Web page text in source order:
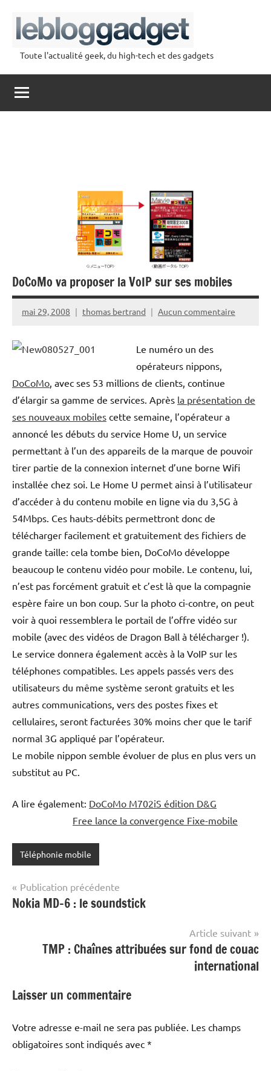
contenu
lebloggadget
Toute l'actualité geek, du high-tech et des gadgets
DoCoMo va proposer la VoIP sur ses mobiles
mai 29, 2008 thomas bertrand Aucun commentaire
Le numéro un des
opérateurs nippons,
DoCoMo , avec ses 53 millions de clients, continue
d’élargir sa gamme de services. Après la présentation de
ses nouveaux mobiles cette semaine, l’opérateur a
annoncé les débuts du service Home U, un service
permettant à l’un des appareils de la marque de pouvoir
tirer partie de la connexion internet d’une borne Wifi
installée chez soi. Le Home U permet ainsi à l’utilisateur
d’accéder à du contenu mobile en ligne via du 3,5G à
54Mbps. Ces hauts-débits permettront donc de
télécharger facilement et gratuitement des fichiers de
grande taille: cela tombe bien, DoCoMo développe
beaucoup le contenu vidéo pour mobile. Le contenu, lui,
n’est pas forcément gratuit et c’est là que la compagnie
espère faire un bon coup. Sur la photo ci-contre, on peut
voir à quoi ressemblera le portail de l’offre vidéo sur
mobile (avec des vidéos de Dragon Ball à télécharger !).
Le service donnera également accès à la VoIP sur les
téléphones compatibles. Les appels passés vers des
utilisateurs du même système seront gratuits et les
autres communications, vers des postes fixes et
cellulaires, seront facturées 30% moins cher que le tarif
normal 3G appliqué par l’opérateur.
Le mobile nippon semble évoluer de plus en plus vers un
substitut au PC.
A lire également: DoCoMo M702iS édition D&G
Free lance la convergence Fixe-mobile
Téléphonie mobile
Navigation
de
Publication précédente
Nokia MD-6 : le soundstick
Article suivant
TMP : Chaînes attribuées sur fond de couac
international
Laisser un commentaire
Votre adresse e-mail ne sera pas publiée. Les champs
obligatoires sont indiqués avec *